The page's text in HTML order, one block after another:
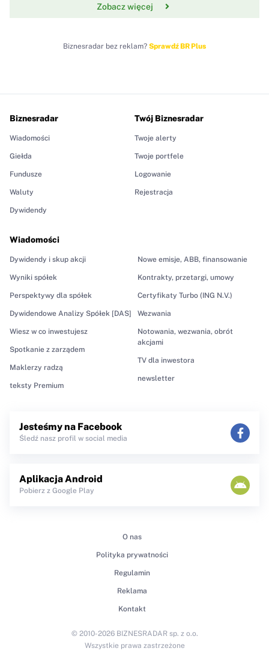
Zobacz więcej
Biznesradar bez reklam? Sprawdź BR Plus
Biznesradar
Wiadomości
Giełda
Fundusze
Waluty
Dywidendy
Wiadomości
Dywidendy i skup akcji
Wyniki spółek
Perspektywy dla spółek
Dywidendowe Analizy Spółek [DAS]
Wiesz w co inwestujesz
Spotkanie z zarządem
Maklerzy radzą
teksty Premium
Nowe emisje, ABB, finansowanie
Kontrakty, przetargi, umowy
Certyfikaty Turbo (ING N.V.)
Wezwania
Notowania, wezwania, obrót
akcjami
TV dla inwestora
newsletter
Twój Biznesradar
Twoje alerty
Twoje portfele
Logowanie
Rejestracja
Jesteśmy na Facebook
Śledź nasz profil w social media
Aplikacja Android
Pobierz z Google Play
O nas
Polityka prywatności
Regulamin
Reklama
Kontakt
© 2010-2026 BIZNESRADAR sp. z o.o.
Wszystkie prawa zastrzeżone